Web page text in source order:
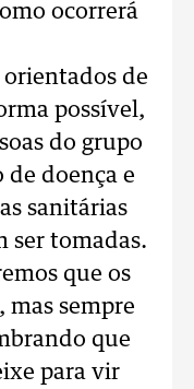
ocorrerá
de
possível,
do grupo
de doença e
sanitárias
ser tomadas.
que os
mas sempre
que
para vir